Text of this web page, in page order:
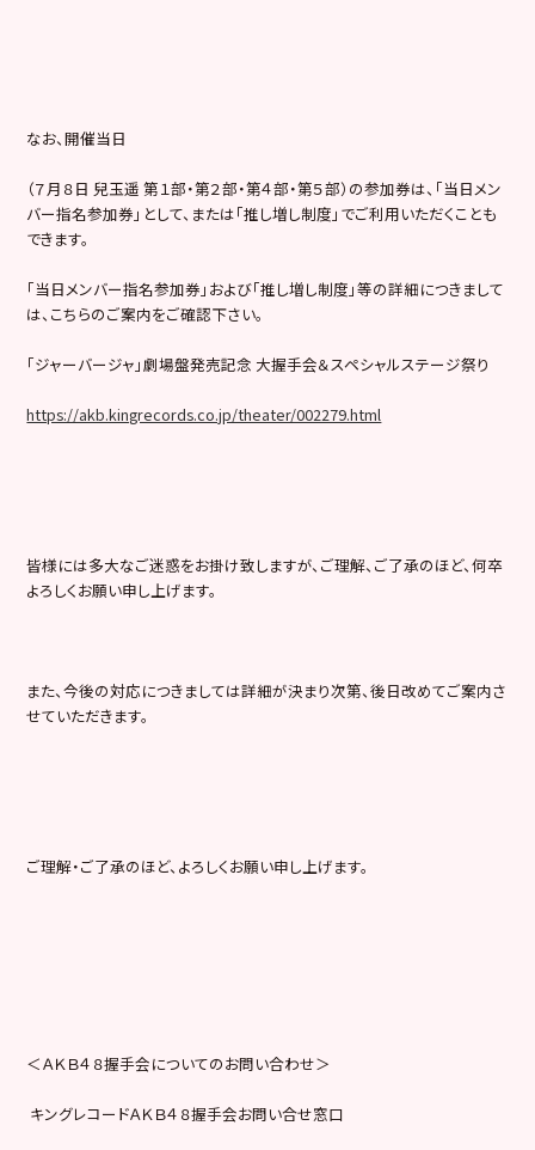
なお、開催当日
（７月８日 兒玉遥 第１部・第２部・第４部・第５部）の参加券は、「当日メン
バー指名参加券」として、または「推し増し制度」でご利用いただくことも
できます。
「当日メンバー指名参加券」および「推し増し制度」等の詳細につきまして
は、こちらのご案内をご確認下さい。
「ジャーバージャ」劇場盤発売記念 大握手会＆スペシャルステージ祭り
https://akb.kingrecords.co.jp/theater/002279.html
皆様には多大なご迷惑をお掛け致しますが、ご理解、ご了承のほど、何卒
よろしくお願い申し上げます。
また、今後の対応につきましては詳細が決まり次第、後日改めてご案内さ
せていただきます。
ご理解・ご了承のほど、よろしくお願い申し上げます。
＜ＡＫＢ４８握手会についてのお問い合わせ＞
キングレコードＡＫＢ４８握手会お問い合せ窓口